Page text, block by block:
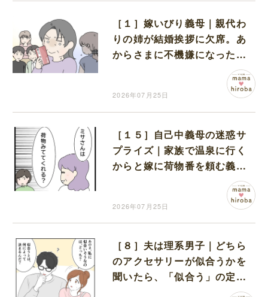
［１］嫁いびり義母｜親代わ
りの姉が結婚挨拶に欠席。あ
からさまに不機嫌になった義
2026年07月25日
［１５］自己中義母の迷惑サ
プライズ｜家族で温泉に行く
からと嫁に荷物番を頼む義母
2026年07月25日
［８］夫は理系男子｜どちら
のアクセサリーが似合うかを
聞いたら、「似合う」の定義